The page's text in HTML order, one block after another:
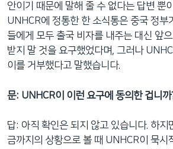
안이기 때문에 말해 줄 수 없다는 답변 뿐
UNHCR에 정통한 한 소식통은 중국 정부
들에게 모두 출국 비자를 내주는 대신 앞
받지 말 것을 요구했었다며, 그러나
이를 거부했다고 말했습니다.
문: UNHCR이 이런 요구에 동의한 겁니
답: 아직 확인은 되지 않고 있습니다. 하지
금까지의 상황으로 볼 때 UNHCR이 묵시